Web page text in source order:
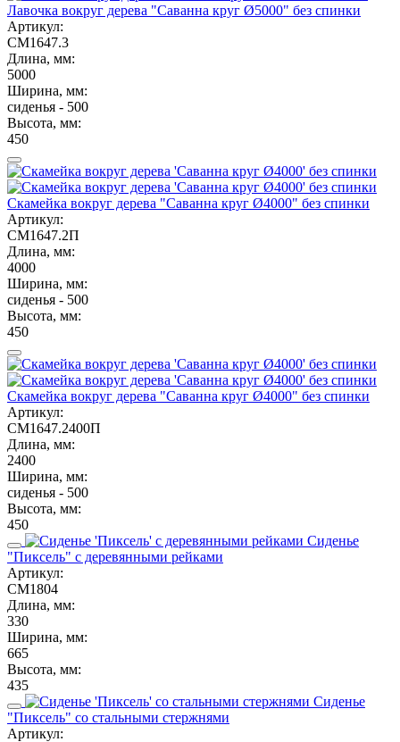
Лавочка вокруг дерева "Саванна круг Ø5000" без спинки
Артикул:
СМ1647.3
Длина, мм:
5000
Ширина, мм:
сиденья - 500
Высота, мм:
450
Скамейка вокруг дерева "Саванна круг Ø4000" без спинки
Артикул:
СМ1647.2П
Длина, мм:
4000
Ширина, мм:
сиденья - 500
Высота, мм:
450
Скамейка вокруг дерева "Саванна круг Ø4000" без спинки
Артикул:
СМ1647.2400П
Длина, мм:
2400
Ширина, мм:
сиденья - 500
Высота, мм:
450
Сиденье
"Пиксель" с деревянными рейками
Артикул:
СМ1804
Длина, мм:
330
Ширина, мм:
665
Высота, мм:
435
Сиденье
"Пиксель" со стальными стержнями
Артикул: